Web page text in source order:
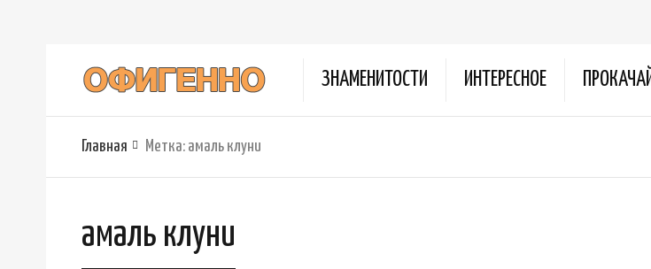
ЗНАМЕНИТОСТИ ИНТЕРЕСНОЕ
Главная Метка: амаль клуни
амаль клуни